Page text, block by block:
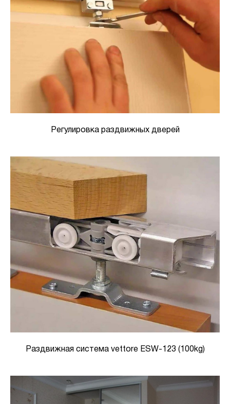
Регулировка раздвижных дверей
Раздвижная система vettore ESW-123 (100kg)